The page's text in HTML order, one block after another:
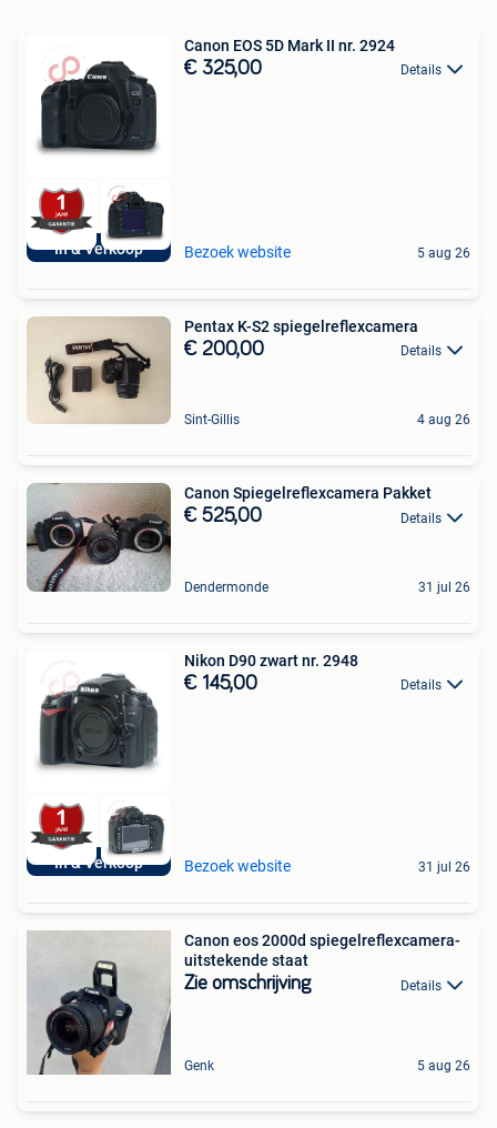
In & Verkoop
Canon EOS 5D Mark II nr. 2924
€ 325,00 Details
Bezoek website 5 aug 26
Pentax K-S2 spiegelreflexcamera
€ 200,00 Details
Sint-Gillis 4 aug 26
Canon Spiegelreflexcamera Pakket
€ 525,00 Details
Dendermonde 31 jul 26
In & Verkoop
Nikon D90 zwart nr. 2948
€ 145,00 Details
Bezoek website 31 jul 26
Canon eos 2000d spiegelreflexcamera-
uitstekende staat
Zie omschrijving Details
Genk 5 aug 26